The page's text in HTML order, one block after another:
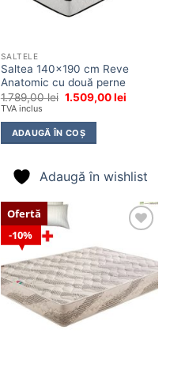
SALTELE
Saltea 140×190 cm Reve
Anatomic cu două perne
1.789,00lei Prețul
fost:
1.789,00 lei.
1.509,00leiPrețul
TVA inclus
ADAUGĂ ÎN COȘ
Adaugă în wishlist
10%
Ofertă
în
wishlist